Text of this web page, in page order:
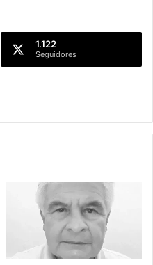
1.122
Seguidores